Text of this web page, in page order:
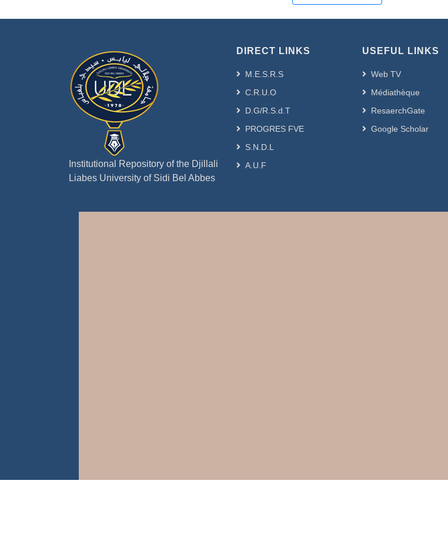
Institutional Repository of the Djillali
Liabes University of Sidi Bel Abbes
DIRECT LINKS
M.E.S.R.S
C.R.U.O
D.G/R.S.d.T
PROGRES FVE
S.N.D.L
A.U.F
USEFUL LINKS
Web TV
Médiathèque
ResaerchGate
Google Scholar